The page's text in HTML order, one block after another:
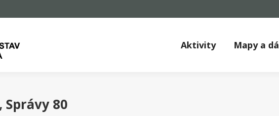
Aktivity Mapy a
Správy 80